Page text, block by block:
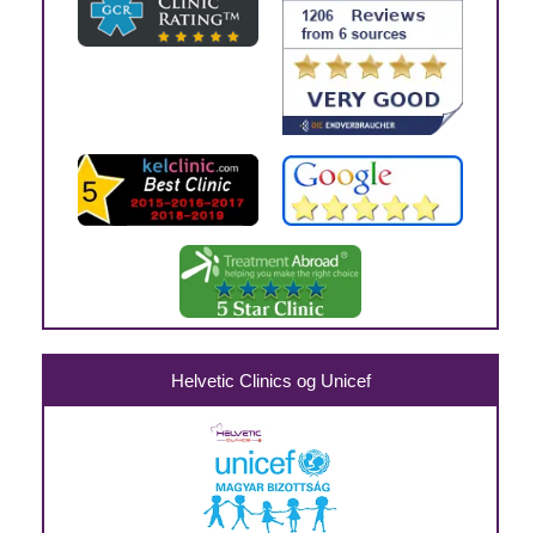
Helvetic Clinics og Unicef